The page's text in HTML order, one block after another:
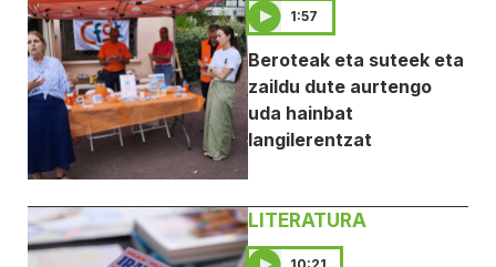
1:57
Beroteak eta suteek eta
zaildu dute aurtengo
uda hainbat
langilerentzat
LITERATURA
10:21